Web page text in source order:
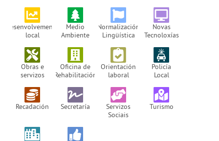
Desenvolvemento
local
Medio
Ambiente
Normalización
Lingüística
Novas
Tecnoloxías
Obras e
servizos
Oficina de
Rehabilitación
Orientación
laboral
Policía
Local
Recadación Secretaría
Servizos
Sociais
Turismo